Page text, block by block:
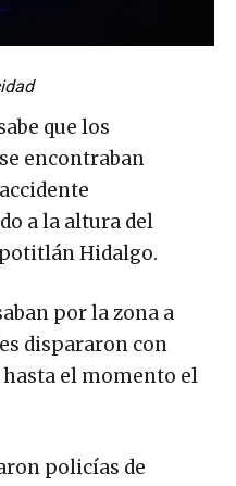
que los
encontraban
a la altura del
Hidalgo.
por la zona a
dispararon con
hasta el momento el
policías de